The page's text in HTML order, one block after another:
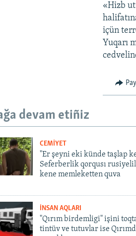
«Hizb
içün
Yuqarı
devam etiñiz
CEMİYET
"Er şeyni eki künde taşlap
Seferberlik qorqusı
kene memleketten quva
İNSAN AQLARI
"Qırım birdemligi" işini
tintüv ve tutuvlar ise